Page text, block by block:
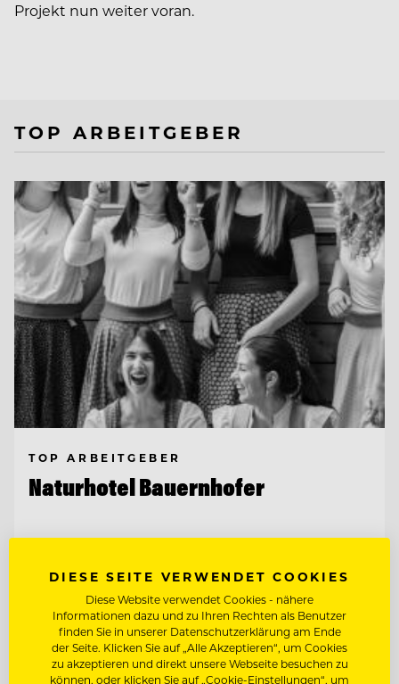
Projekt nun weiter voran.
TOP ARBEITGEBER
TOP ARBEITGEBER
Naturhotel Bauernhofer
WIR BITTEN ZU TISCH. UND FREUEN UNS
AUF WEGBEGLEITERINN
RESTAURANTLEITUNG STELLVERTRETUNG
DIESE SEITE VERWENDET COOKIES
Diese Website verwendet Cookies - nähere
Informationen dazu und zu Ihren Rechten als Benutzer
finden Sie in unserer Datenschutzerklärung am Ende
der Seite. Klicken Sie auf „Alle Akzeptieren“, um Cookies
zu akzeptieren und direkt unsere Webseite besuchen zu
können, oder klicken Sie auf „Cookie-Einstellungen“, um